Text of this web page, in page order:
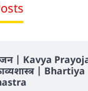
| Kavya
| Bhartiya